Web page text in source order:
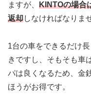
ますが、 KINTOの場合
返却しなければなりま
1台の車をできるだけ
きですし、そもそも車
パは良くなるため、金
ほうがお得です。